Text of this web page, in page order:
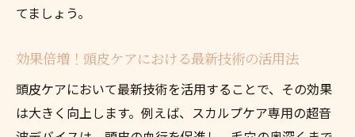
てましょう。
効果倍増！頭皮ケアにおける最新技術の活用法
頭皮ケアにおいて最新技術を活用することで、その効果
は大きく向上します。例えば、スカルプケア専用の超音